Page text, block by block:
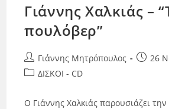
Γιάννης Χαλκιάς –
πουλόβερ”
Γιάννης Μητρόπουλος
26
ΔΙΣΚΟΙ - CD
Ο Γιάννης Χαλκιάς παρουσιάζει